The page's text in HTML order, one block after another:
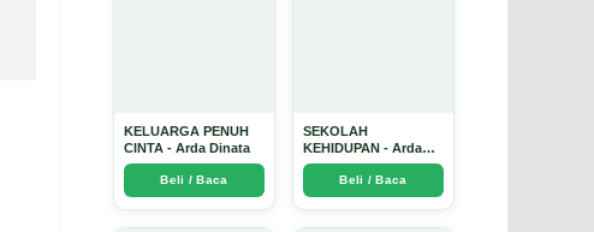
KELUARGA PENUH
CINTA - Arda Dinata
Beli / Baca
SEKOLAH
KEHIDUPAN - Arda
Dinata
Beli / Baca